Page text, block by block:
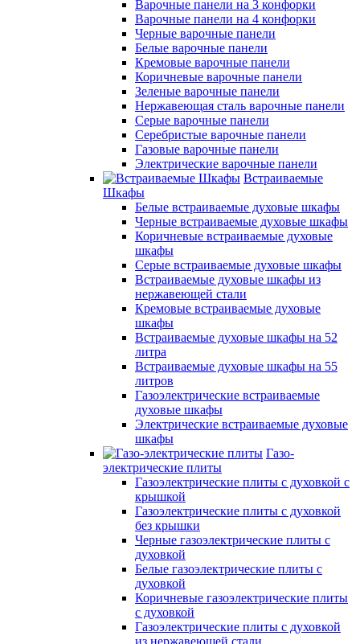
Варочные панели на 3 конфорки
Варочные панели на 4 конфорки
Черные варочные панели
Белые варочные панели
Кремовые варочные панели
Коричневые варочные панели
Зеленые варочные панели
Нержавеющая сталь варочные панели
Серые варочные панели
Серебристые варочные панели
Газовые варочные панели
Электрические варочные панели
Встраиваемые
Шкафы
Белые встраиваемые духовые шкафы
Черные встраиваемые духовые шкафы
Коричневые встраиваемые духовые
шкафы
Серые встраиваемые духовые шкафы
Встраиваемые духовые шкафы из
нержавеющей стали
Кремовые встраиваемые духовые
шкафы
Встраиваемые духовые шкафы на 52
литра
Встраиваемые духовые шкафы на 55
литров
Газоэлектрические встраиваемые
духовые шкафы
Электрические встраиваемые духовые
шкафы
Газо-
электрические плиты
Газоэлектрические плиты с духовкой с
крышкой
Газоэлектрические плиты с духовкой
без крышки
Черные газоэлектрические плиты с
духовкой
Белые газоэлектрические плиты с
духовкой
Коричневые газоэлектрические плиты
с духовкой
Газоэлектрические плиты с духовкой
из нержавеющей стали